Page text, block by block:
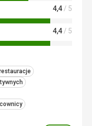
4,4/ 5
4,4/ 5